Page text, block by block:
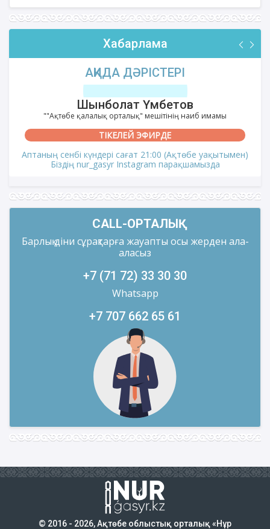
Хабарлама
АҚИДА ДӘРІСТЕРІ
Шынболат Үмбетов
""Ақтөбе қалалық орталық" мешітінің наиб имамы
ТІКЕЛЕЙ ЭФИРДЕ
Аптаның сенбі күндері сағат 21:00 (Ақтөбе уақытымен)
Біздің nur_gasyr Instagram парақшамызда
CALL-ОРТАЛЫҚ
Барлық діни сұрақтарға жауапты осы жерден ала-
аласыз
+7 (71 72) 33 30 30
Whatsapp
+7 707 662 65 61
© 2016 - 2026, Ақтөбе облыстық орталық «Нұр